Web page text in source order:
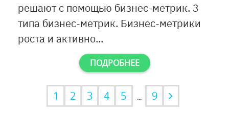
решают с помощью бизнес-метрик. 3
типа бизнес-метрик. Бизнес-метрики
роста и активно...
ПОДРОБНЕЕ
1 2 3 4 5 ... 9